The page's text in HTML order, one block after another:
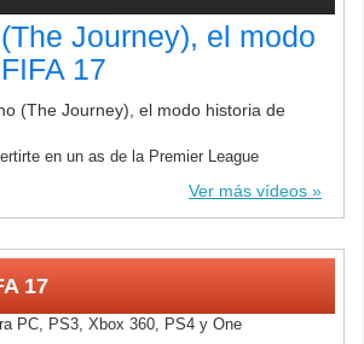
Journey), el modo
17
(The Journey), el modo historia de
en un as de la Premier League
Ver más vídeos
17
PC, PS3, Xbox 360, PS4 y One